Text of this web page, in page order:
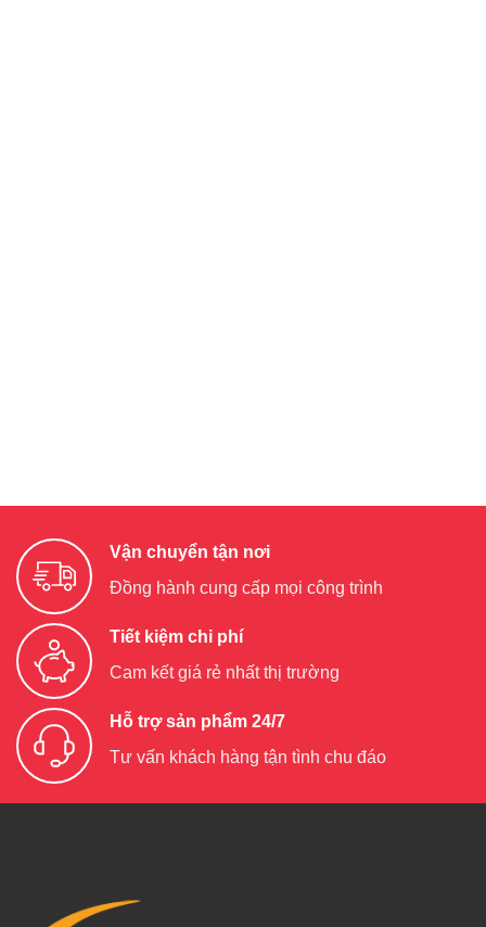
Vận chuyển tận nơi
Đồng hành cung cấp mọi công trình
Tiết kiệm chi phí
Cam kết giá rẻ nhất thị trường
Hỗ trợ sản phẩm 24/7
Tư vấn khách hàng tận tình chu đáo